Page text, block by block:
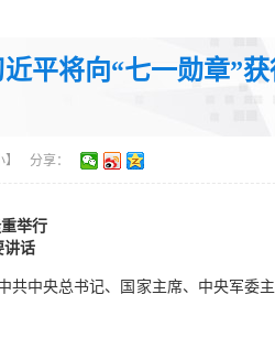
平将向“七一勋章”
】 分享：
举行
讲话
共中央总书记、国家主席、中央军委